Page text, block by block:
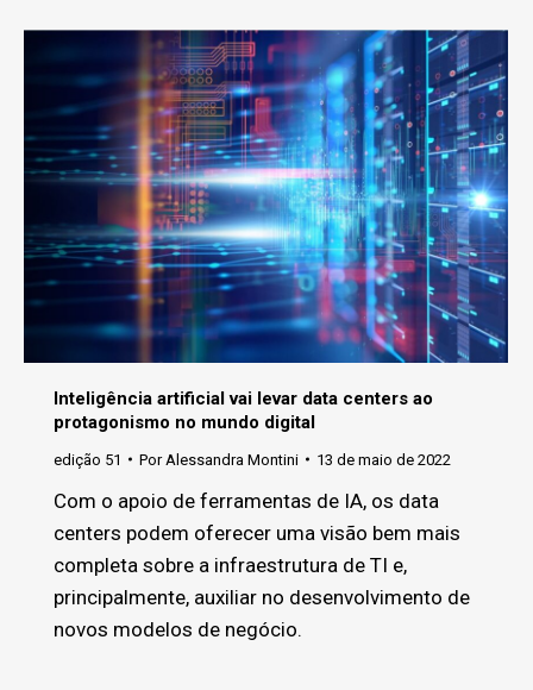
Inteligência artificial vai levar data centers ao
protagonismo no mundo digital
edição 51 Por Alessandra Montini 13 de maio de 2022
Com o apoio de ferramentas de IA, os data
centers podem oferecer uma visão bem mais
completa sobre a infraestrutura de TI e,
principalmente, auxiliar no desenvolvimento de
novos modelos de negócio.